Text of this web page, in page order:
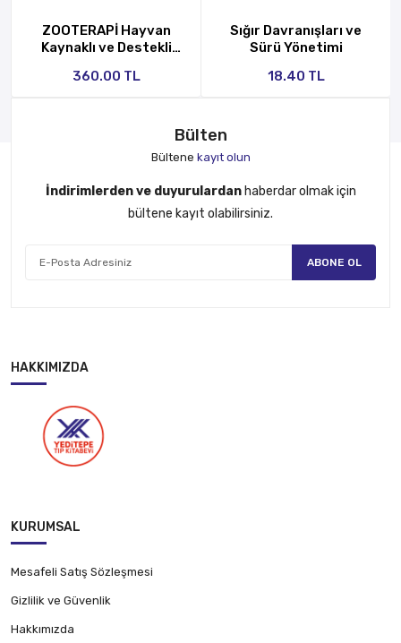
GÖNDER
ZOOTERAPİ Hayvan
Kaynaklı ve Destekli
360.00 TL
Sığır Davranışları ve
Sürü Yönetimi
18.40 TL
Bülten
Bültene kayıt olun
İndirimlerden ve duyurulardanhaberdar olmak için
bültene kayıt olabilirsiniz.
ABONE OL
HAKKIMIZDA
KURUMSAL
Mesafeli Satış Sözleşmesi
Gizlilik ve Güvenlik
Hakkımızda